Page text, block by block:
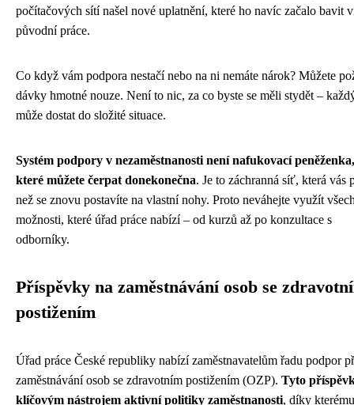
počítačových sítí našel nové uplatnění, které ho navíc začalo bavit
původní práce.
Co když vám podpora nestačí nebo na ni nemáte nárok? Můžete
dávky hmotné nouze. Není to nic, za co byste se měli stydět –
může dostat do složité situace.
Systém podpory v nezaměstnanosti není nafukovací
které můžete čerpat donekonečna. Je to záchranná síť, která vás
než se znovu postavíte na vlastní nohy. Proto neváhejte využít
možnosti, které úřad práce nabízí – od kurzů až po konzultace s
odborníky.
Příspěvky na zaměstnávání osob se
postižením
Úřad práce České republiky nabízí zaměstnavatelům řadu podpor
zaměstnávání osob se zdravotním postižením (OZP). Tyto
klíčovým nástrojem aktivní politiky zaměstnanosti, díky